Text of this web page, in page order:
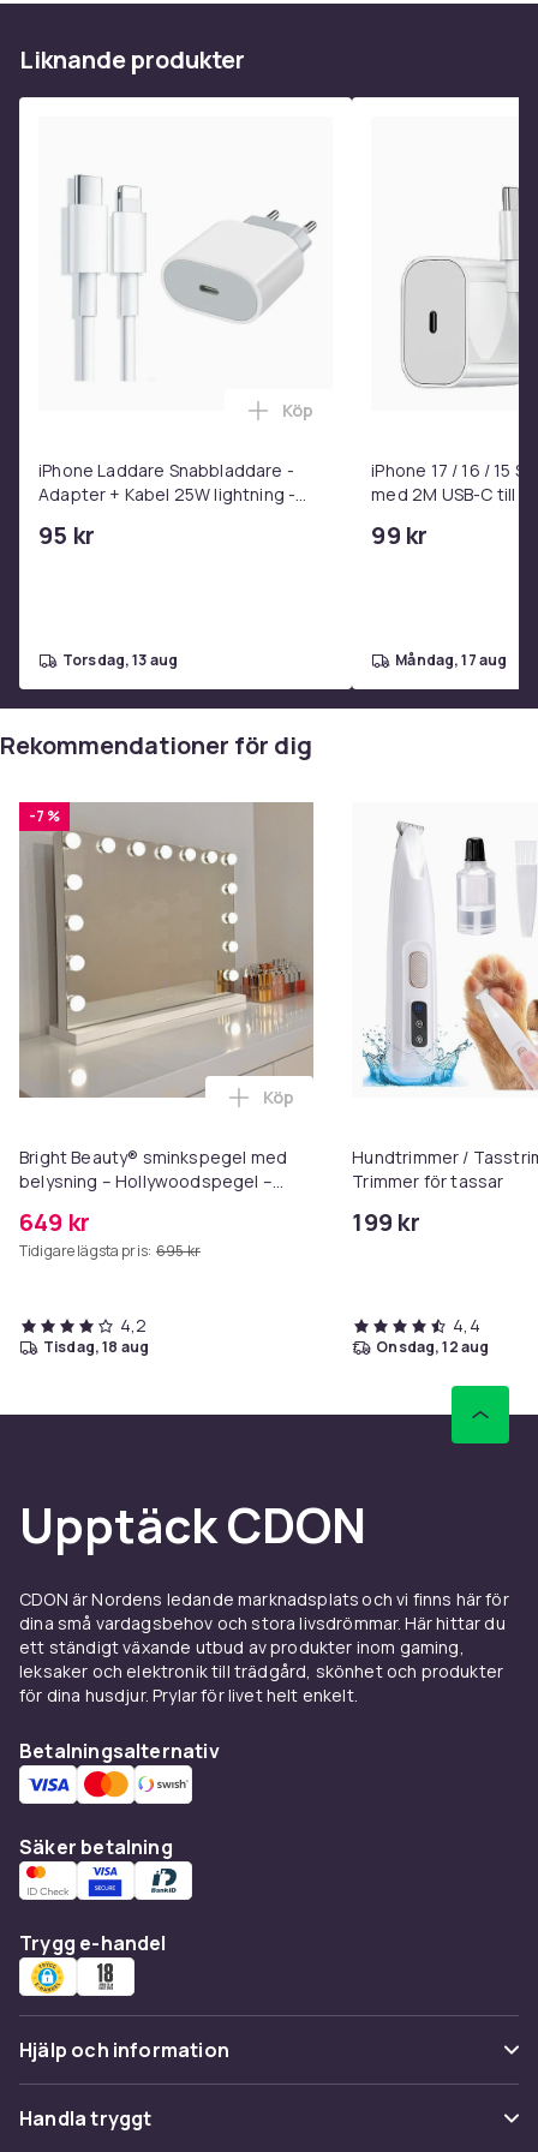
drivs av fyra 1,5 V AAA-batterier
Förpackningsstorlek: 53x36x8 cm
Färg
Mönster/Motiv
vehicles
Artikel.nr.
f84c4a70-1e8a-483b-9003-eb5f3534f4be
Produktsäkerhetsinformation
Liknande produkter
iPhone Laddare Snabbladdare -
Adapter + Kabel 25W lightning -
95 kr
Lägg till iPhone Laddare
Köp
torsdag, 13 aug
iPhone 17 / 16 / 15
med 2M USB-C till
99 kr
måndag, 17 aug
Rekommendationer för dig
-7 %
Bright Beauty® sminkspegel med
belysning – Hollywoodspegel –
ljusfärger – Dimbar – Smart Touch –
USB-laddningsport – Vit
649 kr
Tidigare lägsta pris: 695 kr
Lägg till Bright Beauty®
Köp
4,2
tisdag, 18 aug
Hundtrimmer /
Trimmer för tassar
199 kr
4,4
onsdag, 12 aug
Upptäck CDON
CDON är Nordens ledande marknadsplats och vi finns här för
dina små vardagsbehov och stora livsdrömmar. Här hittar du
ett ständigt växande utbud av produkter inom gaming,
leksaker och elektronik till trädgård, skönhet och produkter
för dina husdjur. Prylar för livet helt enkelt.
Betalningsalternativ
Säker betalning
Trygg e-handel
Hjälp och information
Vanliga frågor
Handla tryggt